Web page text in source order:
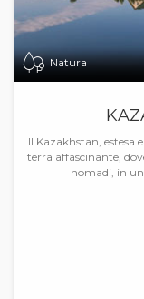
Natura
Il Kazakhstan, estesa
terra affascinante,
nomadi, in